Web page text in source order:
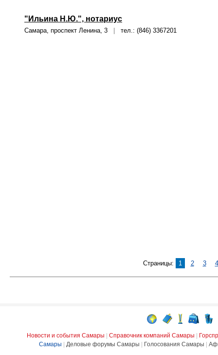
"Ильина Н.Ю.", нотариус
Самара, проспект Ленина, 3 тел.: (846) 3367201
Страницы: 1 2 3 4
Новости и события Самары Справочник компаний Самары
Самары
Деловые форумы Самары Голосования Самары